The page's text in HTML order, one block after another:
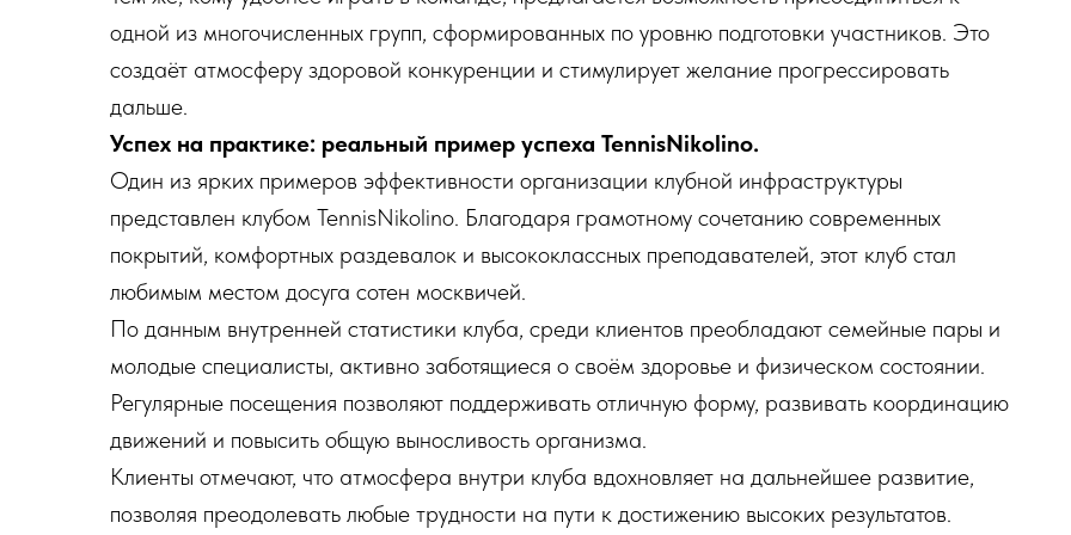
одной из многочисленных групп, сформированных по уровню подготовки участников. Это
создаёт атмосферу здоровой конкуренции и стимулирует желание прогрессировать
дальше.
Успех на практике: реальный пример успеха TennisNikolino.
Один из ярких примеров эффективности организации клубной инфраструктуры
представлен клубом TennisNikolino. Благодаря грамотному сочетанию современных
покрытий, комфортных раздевалок и высококлассных преподавателей, этот клуб стал
любимым местом досуга сотен москвичей.
По данным внутренней статистики клуба, среди клиентов преобладают семейные пары и
молодые специалисты, активно заботящиеся о своём здоровье и физическом состоянии.
Регулярные посещения позволяют поддерживать отличную форму, развивать координацию
движений и повысить общую выносливость организма.
Клиенты отмечают, что атмосфера внутри клуба вдохновляет на дальнейшее развитие,
позволяя преодолевать любые трудности на пути к достижению высоких результатов.